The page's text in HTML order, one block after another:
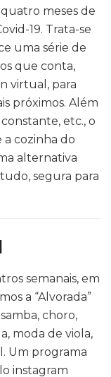
meses de
19. Trata-se
uma série de
que conta,
virtual, para
próximos. Além
etc., o
cozinha do
alternativa
segura para
semanais, em
a “Alvorada”
choro,
moda de viola,
Um programa
instagram